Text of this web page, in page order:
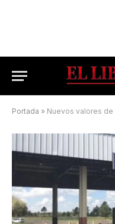
Portada » Nuevos valores de